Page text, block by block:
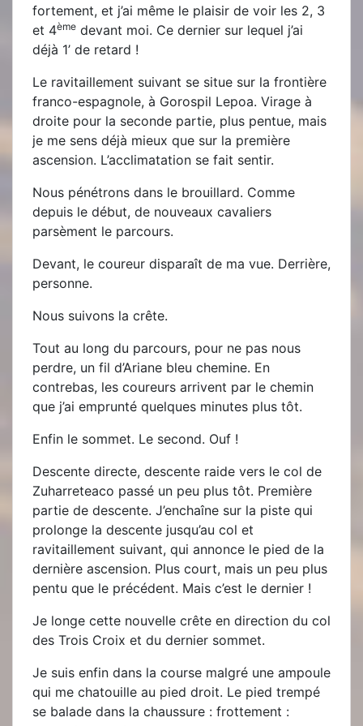
fortement, et j’ai même le plaisir de voir les 2, 3
et 4ème devant moi. Ce dernier sur lequel j’ai
déjà 1’ de retard !
Le ravitaillement suivant se situe sur la frontière
franco-espagnole, à Gorospil Lepoa. Virage à
droite pour la seconde partie, plus pentue, mais
je me sens déjà mieux que sur la première
ascension. L’acclimatation se fait sentir.
Nous pénétrons dans le brouillard. Comme
depuis le début, de nouveaux cavaliers
parsèment le parcours.
Devant, le coureur disparaît de ma vue. Derrière,
personne.
Nous suivons la crête.
Tout au long du parcours, pour ne pas nous
perdre, un fil d’Ariane bleu chemine. En
contrebas, les coureurs arrivent par le chemin
que j’ai emprunté quelques minutes plus tôt.
Enfin le sommet. Le second. Ouf !
Descente directe, descente raide vers le col de
Zuharreteaco passé un peu plus tôt. Première
partie de descente. J’enchaîne sur la piste qui
prolonge la descente jusqu’au col et
ravitaillement suivant, qui annonce le pied de la
dernière ascension. Plus court, mais un peu plus
pentu que le précédent. Mais c’est le dernier !
Je longe cette nouvelle crête en direction du col
des Trois Croix et du dernier sommet.
Je suis enfin dans la course malgré une ampoule
qui me chatouille au pied droit. Le pied trempé
se balade dans la chaussure : frottement :